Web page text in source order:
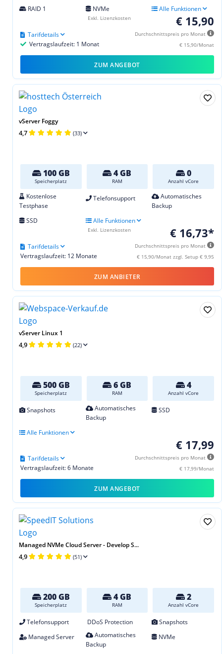
RAID 1
NVMe Alle Funktionen
€ 15,90
Durchschnittspreis pro Monat
€ 15,90/Monat
Vertragslaufzeit: 1 Monat
Tarifdetails
Exkl. Lizenzkosten
ZUM ANGEBOT
vServer Foggy
4,7 (33)
100 GB
Speicherplatz
4 GB
RAM
0
Anzahl vCore
Kostenlose
Testphase
Telefonsupport
Automatisches
Backup
SSD
Alle Funktionen
€ 16,73*
Durchschnittspreis pro Monat
€ 15,90/Monat zzgl. Setup € 9,95
Vertragslaufzeit: 12 Monate
Tarifdetails
Exkl. Lizenzkosten
ZUM ANBIETER
vServer Linux 1
4,9 (22)
500 GB
Speicherplatz
6 GB
RAM
4
Anzahl vCore
Snapshots
Automatisches
Backup
SSD
Alle Funktionen
€ 17,99
Durchschnittspreis pro Monat
€ 17,99/Monat
Vertragslaufzeit: 6 Monate
Tarifdetails
ZUM ANGEBOT
Managed NVMe Cloud Server - Develop S...
4,9 (51)
200 GB
Speicherplatz
4 GB
RAM
2
Anzahl vCore
Telefonsupport DDoS Protection
Snapshots
Managed Server
Automatisches
Backup
NVMe